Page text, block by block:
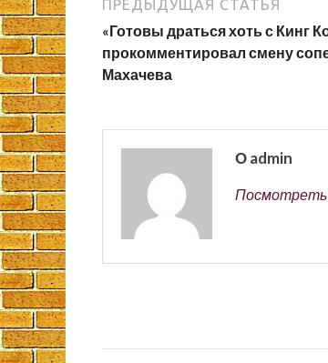
ПРЕДЫДУЩАЯ СТАТЬЯ
«Готовы драться хоть с Кинг
прокомментировал смену
Махачева
О admin
Посмотреть